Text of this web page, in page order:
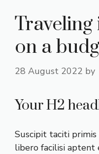
on a
28 August 2022 by
Your H2
Suscipit taciti
libero facilisi